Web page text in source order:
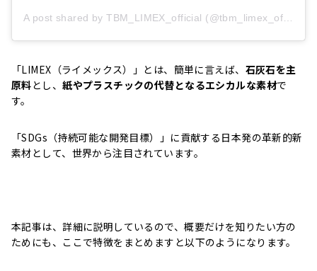
「LIMEX（ライメックス）」とは、簡単に言えば、 石灰石を主
原料とし、紙やプラスチックの代替となるエシカルな素材で
す。
「SDGs（持続可能な開発目標）」に貢献する日本発の革新的新
素材として、世界から注目されています。
本記事は、詳細に説明しているので、概要だけを知りたい方の
ためにも、ここで特徴をまとめますと以下のようになります。